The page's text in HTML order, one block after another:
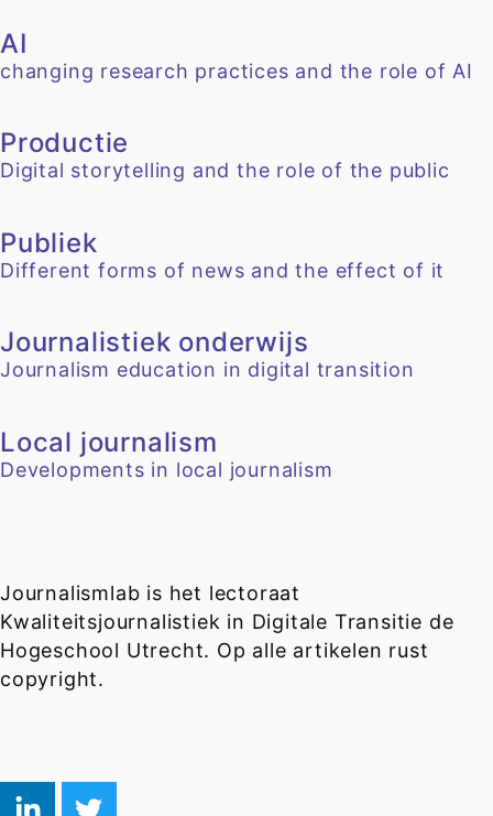
AI
changing research practices and the role of AI
Productie
Digital storytelling and the role of the public
Publiek
Different forms of news and the effect of it
Journalistiek onderwijs
Journalism education in digital transition
Local journalism
Developments in local journalism
Journalismlab is het lectoraat
Kwaliteitsjournalistiek in Digitale Transitie de
Hogeschool Utrecht. Op alle artikelen rust
copyright.